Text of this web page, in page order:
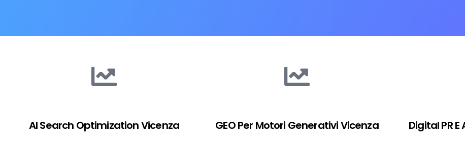
AI Search Optimization Vicenza GEO Per Motori Generativi Vicenza Digital PR